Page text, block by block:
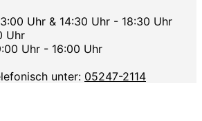
Uhr & 14:30 Uhr - 18:30 Uhr
Uhr
Uhr - 16:00 Uhr
unter: 05247-2114